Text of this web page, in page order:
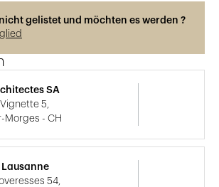
gelistet und möchten es werden ?
SA
5,
Morges - CH
Lausanne
54,